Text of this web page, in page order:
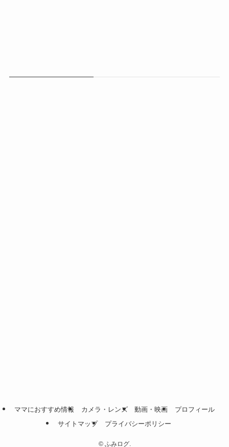
ママにおすすめ情報 カメラ・レンズ 動画・映画
プロフィール
サイトマップ
プライバシーポリシー
©ふみログ.